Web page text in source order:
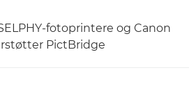
fotoprintere og Canon
PictBridge